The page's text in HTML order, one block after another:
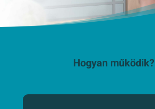
Hogyan működik?